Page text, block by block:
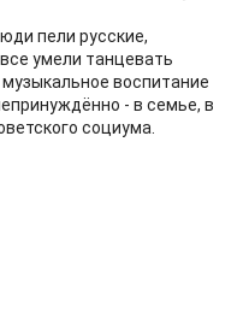
пели русские,
умели танцевать
воспитание
- в семье, в
социума.